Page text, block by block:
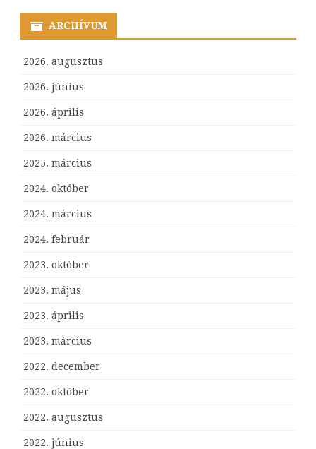
ARCHÍVUM
2026. augusztus
2026. június
2026. április
2026. március
2025. március
2024. október
2024. március
2024. február
2023. október
2023. május
2023. április
2023. március
2022. december
2022. október
2022. augusztus
2022. június